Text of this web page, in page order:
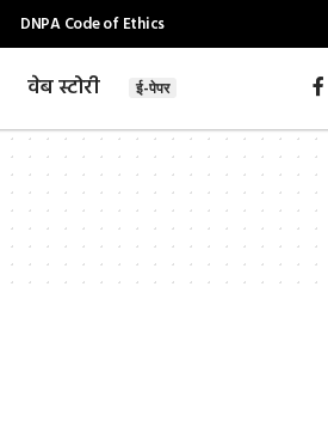
DNPA Code of Ethics
वेब स्टोरी ई-पेपर